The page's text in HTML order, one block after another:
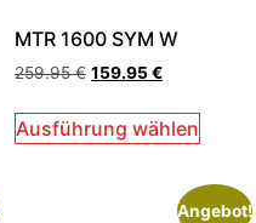
MTR 1600 SYM W
259.95€ 159.95€
Ausführung wählen
Angebot!